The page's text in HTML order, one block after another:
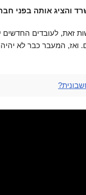
והציג אותה בפני
זאת, לעובדים החדשים
ואז, המעבר כבר לא